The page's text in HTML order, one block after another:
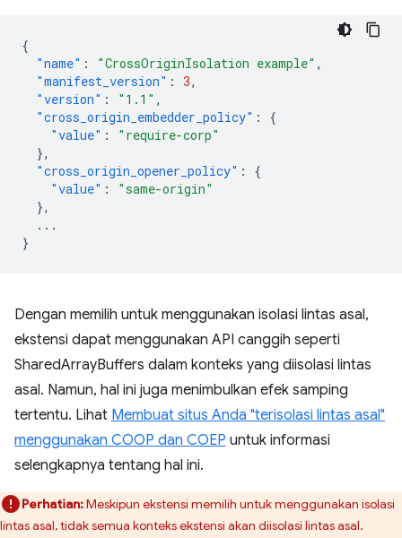
{
"name" : "CrossOriginIsolation example" ,
"manifest_version" : 3,
"version" : "1.1" ,
"cross_origin_embedder_policy" :
{
"value" :
"require-corp"
},
"cross_origin_opener_policy" :
{
"value" :
"same-origin"
},
...
}
Dengan memilih untuk menggunakan isolasi lintas asal,
ekstensi dapat menggunakan API canggih seperti
SharedArrayBuffers dalam konteks yang diisolasi lintas
asal. Namun, hal ini juga menimbulkan efek samping
tertentu. Lihat Membuat situs Anda "terisolasi lintas asal"
menggunakan COOP dan COEP untuk informasi
selengkapnya tentang hal ini.
Perhatian:Meskipun ekstensi memilih untuk menggunakan isolasi
lintas asal, tidak semua konteks ekstensi akan diisolasi lintas asal.